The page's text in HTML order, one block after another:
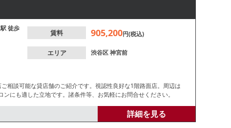
駅徒歩
賃料 905,200円(税込)
エリア 渋谷区神宮前
相談可能な貸店舗のご紹介です。視認性良好な1階路面店。周辺は
にも適した立地です。諸条件等、お気軽にお問合せください。
詳細を見る